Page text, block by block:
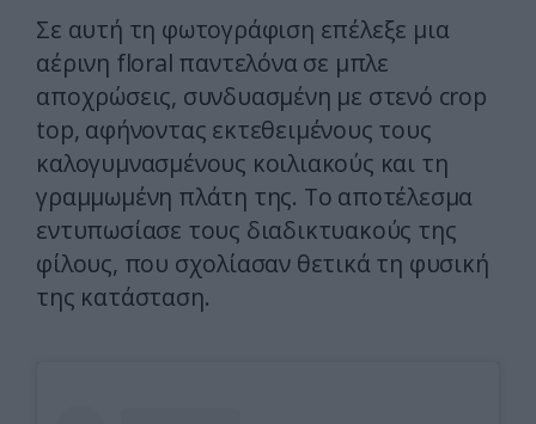
Σε αυτή τη φωτογράφιση επέλεξε μια
αέρινη floral παντελόνα σε μπλε
αποχρώσεις, συνδυασμένη με στενό crop
top, αφήνοντας εκτεθειμένους τους
καλογυμνασμένους κοιλιακούς και τη
γραμμωμένη πλάτη της. Το αποτέλεσμα
εντυπωσίασε τους διαδικτυακούς της
φίλους, που σχολίασαν θετικά τη φυσική
της κατάσταση.